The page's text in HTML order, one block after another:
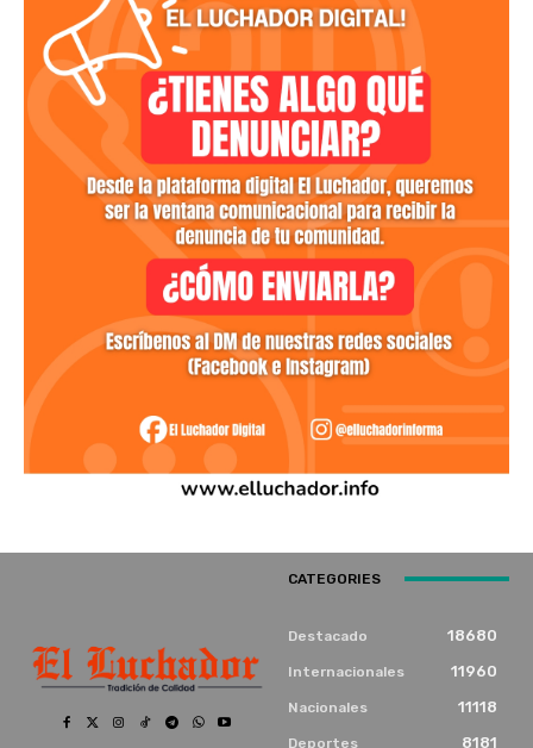
CATEGORIES
Destacado 18680
Internacionales 11960
Nacionales 11118
Deportes 8181